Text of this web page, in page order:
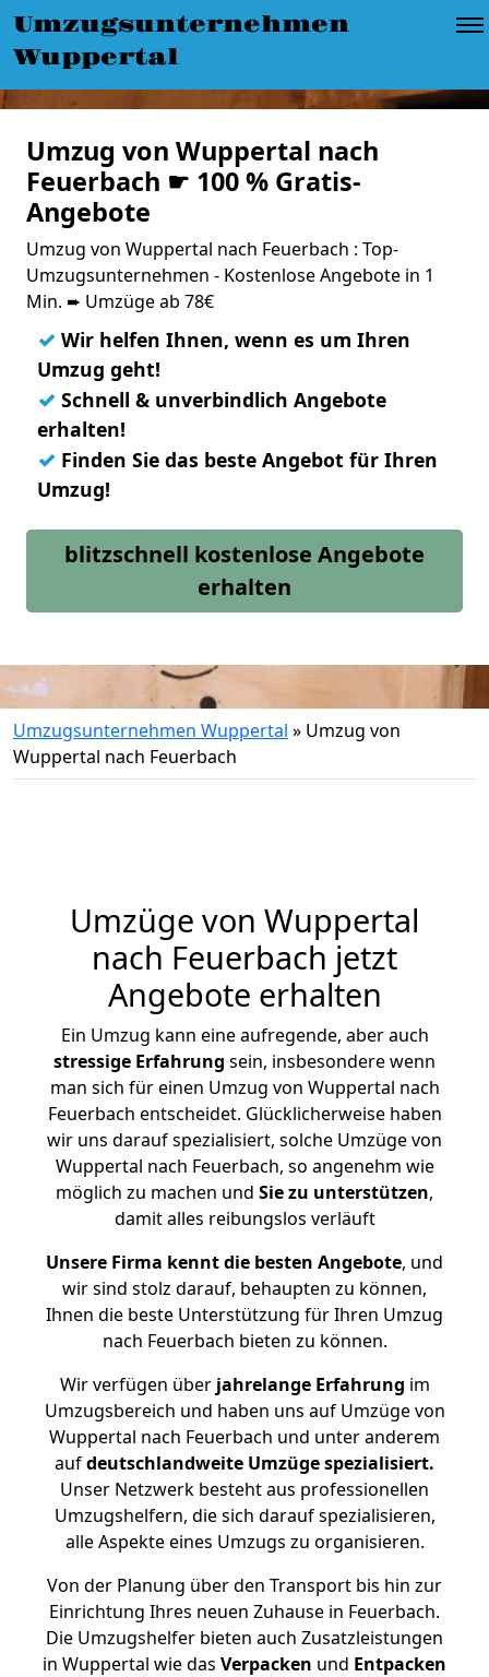
Umzugsunternehmen
Wuppertal
Umzug von Wuppertal nach
Feuerbach ☛ 100 % Gratis-
Angebote
Umzug von Wuppertal nach Feuerbach : Top-
Umzugsunternehmen - Kostenlose Angebote in 1
Min. ➨ Umzüge ab 78€
✓ Wir helfen Ihnen, wenn es um Ihren
Umzug geht!
✓ Schnell & unverbindlich Angebote
erhalten!
✓ Finden Sie das beste Angebot für Ihren
Umzug!
blitzschnell kostenlose Angebote
erhalten
Umzugsunternehmen Wuppertal » Umzug von
Wuppertal nach Feuerbach
Umzüge von Wuppertal
nach Feuerbach jetzt
Angebote erhalten
Ein Umzug kann eine aufregende, aber auch
stressige Erfahrung sein, insbesondere wenn
man sich für einen Umzug von Wuppertal nach
Feuerbach entscheidet. Glücklicherweise haben
wir uns darauf spezialisiert, solche Umzüge von
Wuppertal nach Feuerbach, so angenehm wie
möglich zu machen und Sie zu unterstützen,
damit alles reibungslos verläuft
Unsere Firma kennt die besten Angebote, und
wir sind stolz darauf, behaupten zu können,
Ihnen die beste Unterstützung für Ihren Umzug
nach Feuerbach bieten zu können.
Wir verfügen überjahrelange Erfahrung im
Umzugsbereich und haben uns auf Umzüge von
Wuppertal nach Feuerbach und unter anderem
aufdeutschlandweite Umzüge spezialisiert.
Unser Netzwerk besteht aus professionellen
Umzugshelfern, die sich darauf spezialisieren,
alle Aspekte eines Umzugs zu organisieren.
Von der Planung über den Transport bis hin zur
Einrichtung Ihres neuen Zuhause in Feuerbach.
Die Umzugshelfer bieten auch Zusatzleistungen
in Wuppertal wie das Verpacken und Entpacken